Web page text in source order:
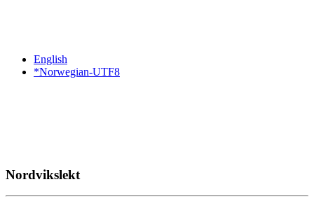
English
*Norwegian-UTF8
Nordvikslekt